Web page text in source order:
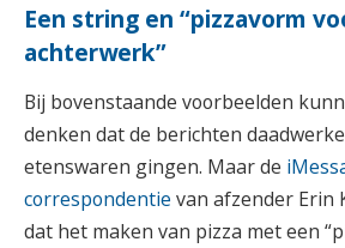
Een string en “pizzavorm
achterwerk”
Bij bovenstaande voorbeelden
denken dat de berichten
etenswaren gingen. Maar de
correspondentie van afzender Erin
dat het maken van pizza met een